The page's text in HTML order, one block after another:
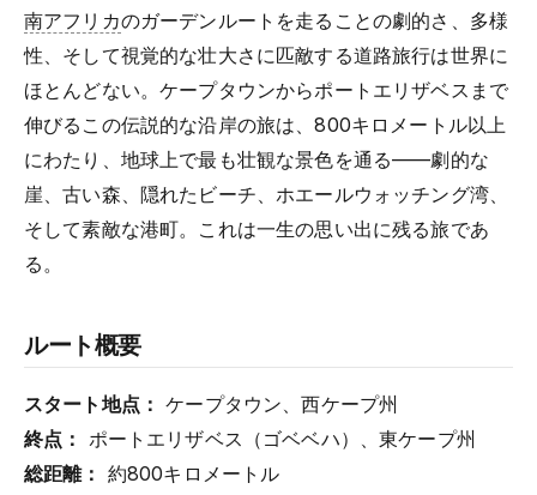
南アフリカのガーデンルートを走ることの劇的さ、多様
性、そして視覚的な壮大さに匹敵する道路旅行は世界に
ほとんどない。ケープタウンからポートエリザベスまで
伸びるこの伝説的な沿岸の旅は、800キロメートル以上
にわたり、地球上で最も壮観な景色を通る——劇的な
崖、古い森、隠れたビーチ、ホエールウォッチング湾、
そして素敵な港町。これは一生の思い出に残る旅であ
る。
ルート概要
スタート地点： ケープタウン、西ケープ州
終点： ポートエリザベス（ゴベベハ）、東ケープ州
総距離： 約800キロメートル